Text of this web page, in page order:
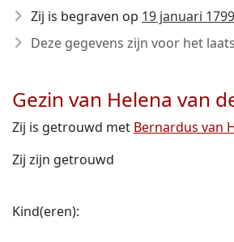
Zij is begraven op 19 januari 1799
Deze gegevens zijn voor het
Gezin van Helena van
Zij is getrouwd met Bernardus van
Zij zijn getrouwd
Kind(eren):